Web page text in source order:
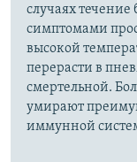
случаях течение
симптомами
высокой
перерасти в
смертельной.
умирают
иммунной